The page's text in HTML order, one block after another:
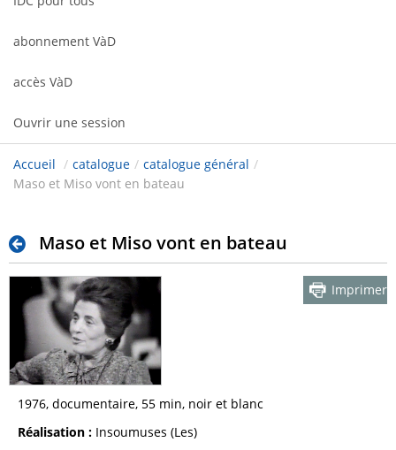
abonnement VàD
accès VàD
Ouvrir une session
Accueil / catalogue / catalogue général /
Maso et Miso vont en bateau
Maso et Miso vont en bateau
Imprimer
1976, documentaire, 55 min, noir et blanc
Réalisation : Insoumuses (Les)